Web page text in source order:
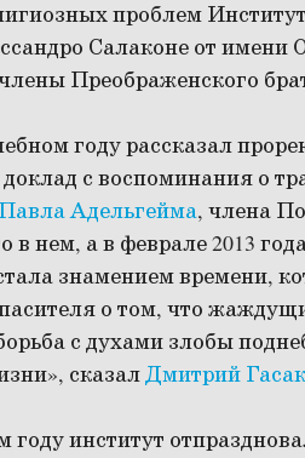
проблем
Салаконе от
Преображенского
году рассказал
с воспоминания о
Адельгейма, члена
нем, а в феврале 2013
знамением времени,
о том, что
с духами злобы
сказалДмитрий Гасак
институт